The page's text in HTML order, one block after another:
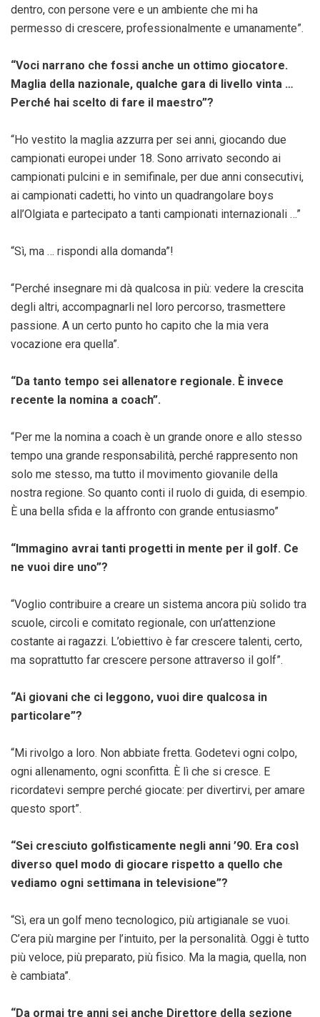
dentro, con persone vere e un ambiente che mi ha
permesso di crescere, professionalmente e umanamente”.
“Voci narrano che fossi anche un ottimo giocatore.
Maglia della nazionale, qualche gara di livello vinta …
Perché hai scelto di fare il maestro”?
“Ho vestito la maglia azzurra per sei anni, giocando due
campionati europei under 18. Sono arrivato secondo ai
campionati pulcini e in semifinale, per due anni consecutivi,
ai campionati cadetti, ho vinto un quadrangolare boys
all’Olgiata e partecipato a tanti campionati internazionali …”
“Sì, ma … rispondi alla domanda”!
“Perché insegnare mi dà qualcosa in più: vedere la crescita
degli altri, accompagnarli nel loro percorso, trasmettere
passione. A un certo punto ho capito che la mia vera
vocazione era quella”.
“Da tanto tempo sei allenatore regionale. È invece
recente la nomina a coach”.
“Per me la nomina a coach è un grande onore e allo stesso
tempo una grande responsabilità, perché rappresento non
solo me stesso, ma tutto il movimento giovanile della
nostra regione. So quanto conti il ruolo di guida, di esempio.
È una bella sfida e la affronto con grande entusiasmo”
“Immagino avrai tanti progetti in mente per il golf. Ce
ne vuoi dire uno”?
“Voglio contribuire a creare un sistema ancora più solido tra
scuole, circoli e comitato regionale, con un’attenzione
costante ai ragazzi. L’obiettivo è far crescere talenti, certo,
ma soprattutto far crescere persone attraverso il golf”.
“Ai giovani che ci leggono, vuoi dire qualcosa in
particolare”?
“Mi rivolgo a loro. Non abbiate fretta. Godetevi ogni colpo,
ogni allenamento, ogni sconfitta. È lì che si cresce. E
ricordatevi sempre perché giocate: per divertirvi, per amare
questo sport”.
“Sei cresciuto golfisticamente negli anni ’90. Era così
diverso quel modo di giocare rispetto a quello che
vediamo ogni settimana in televisione”?
“Sì, era un golf meno tecnologico, più artigianale se vuoi.
C’era più margine per l’intuito, per la personalità. Oggi è tutto
più veloce, più preparato, più fisico. Ma la magia, quella, non
è cambiata”.
“Da ormai tre anni sei anche Direttore della sezione